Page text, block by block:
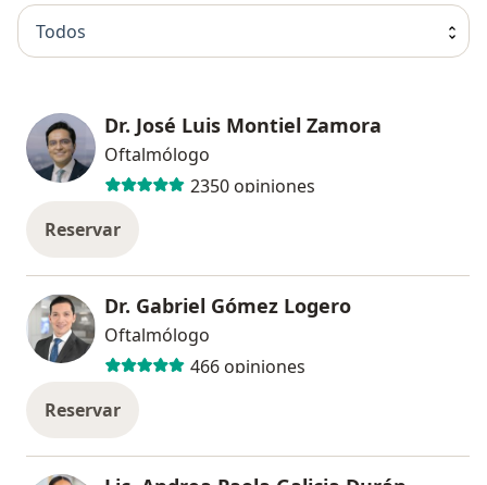
Todos
Dr. José Luis Montiel Zamora
Oftalmólogo
2350 opiniones
Reservar
Dr. Gabriel Gómez Logero
Oftalmólogo
466 opiniones
Reservar